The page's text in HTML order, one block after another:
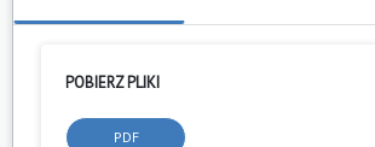
POBIERZ PLIKI
PDF